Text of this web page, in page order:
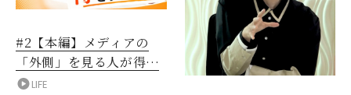
#2【本編】メディアの
「外側」を見る人が得を
する時代
LIFE